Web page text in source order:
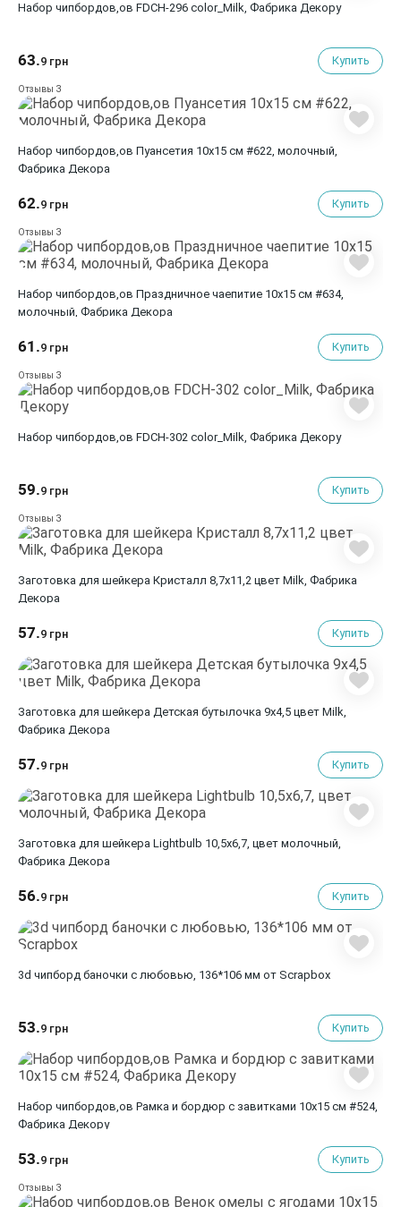
Набор чипбордов,ов FDCH-296 color_Milk, Фабрика Декору
63.9 грн Купить
Отзывы 3
Набор чипбордов,ов Пуансетия 10х15 см #622, молочный,
Фабрика Декора
62.9 грн Купить
Отзывы 3
Набор чипбордов,ов Праздничное чаепитие 10х15 см #634,
молочный, Фабрика Декора
61.9 грн Купить
Отзывы 3
Набор чипбордов,ов FDCH-302 color_Milk, Фабрика Декору
59.9 грн Купить
Отзывы 3
Заготовка для шейкера Кристалл 8,7x11,2 цвет Milk, Фабрика
Декора
57.9 грн Купить
Заготовка для шейкера Детская бутылочка 9x4,5 цвет Milk,
Фабрика Декора
57.9 грн Купить
Заготовка для шейкера Lightbulb 10,5х6,7, цвет молочный,
Фабрика Декора
56.9 грн Купить
3d чипборд баночки с любовью, 136*106 мм от Scrapbox
53.9 грн Купить
Набор чипбордов,ов Рамка и бордюр с завитками 10х15 см #524,
Фабрика Декору
53.9 грн Купить
Отзывы 3